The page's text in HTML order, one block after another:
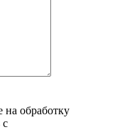
на обработку
c